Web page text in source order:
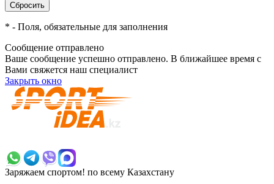
* - Поля, обязательные для заполнения
Сообщение отправлено
Ваше сообщение успешно отправлено. В ближайшее время с
Вами свяжется наш специалист
Закрыть окно
Заряжаем спортом! по всему Казахстану